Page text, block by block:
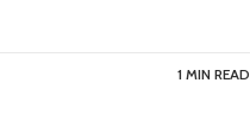
1 MIN READ